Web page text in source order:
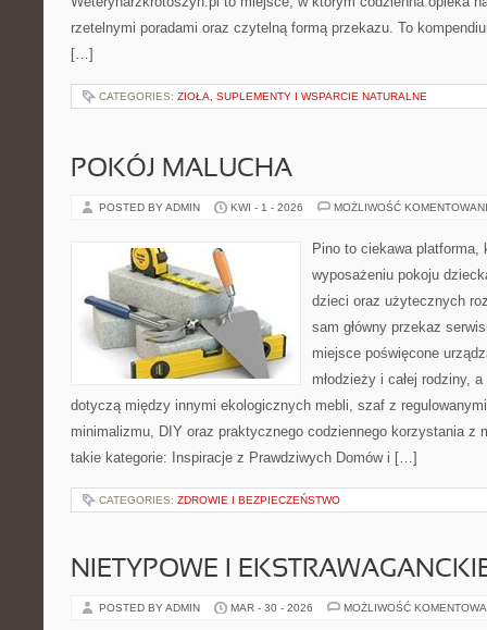
rzetelnymi poradami oraz czytelną formą przekazu. To
[…]
CATEGORIES: ZIOŁA, SUPLEMENTY I WSPARCIE NATURALNE
POKÓJ MALUCHA
POSTED BY ADMIN KWI - 1 - 2026 MOŻLIWOŚĆ
Pino to ciekawa platforma,
wyposażeniu pokoju
dzieci oraz użytecznych
sam główny przekaz
miejsce poświęcone
młodzieży i całej rodziny,
dotyczą między innymi ekologicznych mebli, szaf z regulowanymi
minimalizmu, DIY oraz praktycznego codziennego korzystania z
takie kategorie: Inspiracje z Prawdziwych Domów i […]
CATEGORIES: ZDROWIE I BEZPIECZEŃSTWO
NIETYPOWE I
POSTED BY ADMIN MAR - 30 - 2026 MOŻLIWOŚĆ